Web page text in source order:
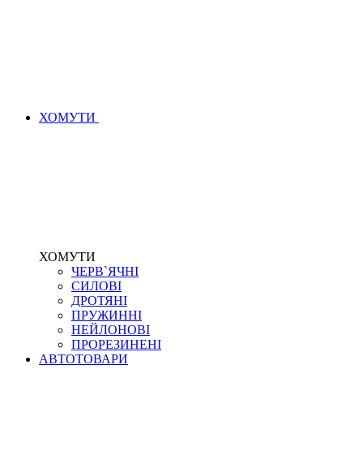
ХОМУТИ
ХОМУТИ
ЧЕРВ`ЯЧНІ
СИЛОВІ
ДРОТЯНІ
ПРУЖИННІ
НЕЙЛОНОВІ
ПРОРЕЗИНЕНІ
АВТОТОВАРИ